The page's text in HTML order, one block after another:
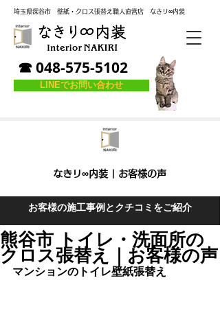
埼玉県深谷市 壁紙・クロス張替え職人直営店 なき リ∞内装
☎ 048-575-5102
LINEでお問い合わせ
なきリ∞内装 | お客様の声
お客様の施工事例とクチコミをご紹介
熊谷市 トイレ・洗面所の
クロス張替え｜お客様の声
マンションのトイレ壁紙張替え